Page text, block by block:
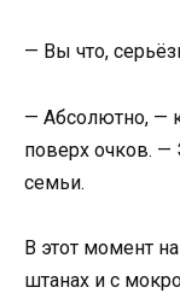
— Вы что,
— Абсолютно, —
поверх очков.
семьи.
В этот момент
штанах и с